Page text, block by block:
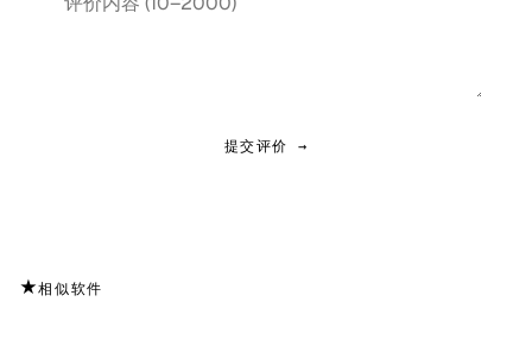
提交评价 →
★相似软件